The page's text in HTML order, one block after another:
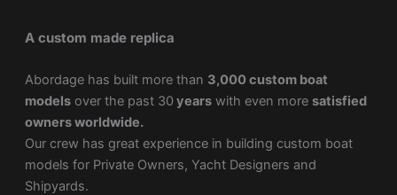
A custom made replica
Abordage has built more than 3,000 custom boat
modelsover the past 30 yearswith even more satisfied
owners worldwide.
Our crew has great experience in building custom boat
models for Private Owners, Yacht Designers and
Shipyards.